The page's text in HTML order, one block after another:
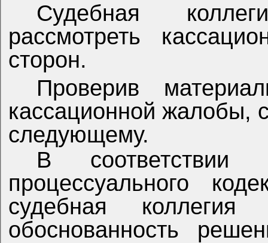
Судебная
рассмотреть
сторон.
Проверив
кассационной жалобы,
следующему.
В соответствии
процессуального
судебная коллегия
обоснованность